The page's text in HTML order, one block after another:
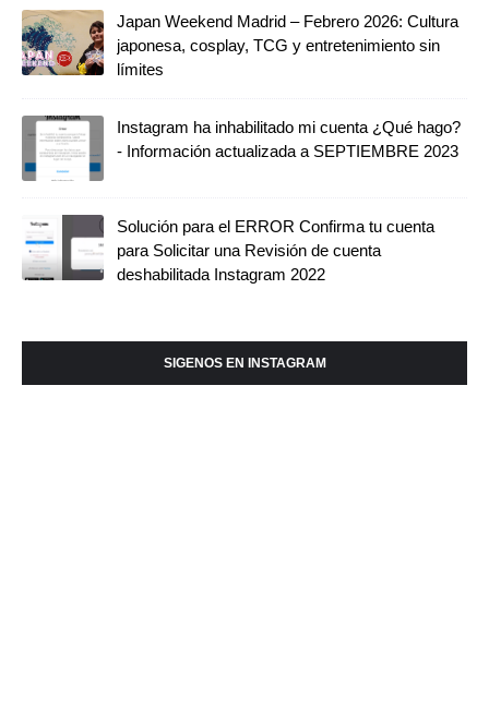
Japan Weekend Madrid – Febrero 2026: Cultura
japonesa, cosplay, TCG y entretenimiento sin
límites
Instagram ha inhabilitado mi cuenta ¿Qué hago?
- Información actualizada a SEPTIEMBRE 2023
Solución para el ERROR Confirma tu cuenta
para Solicitar una Revisión de cuenta
deshabilitada Instagram 2022
SIGENOS EN INSTAGRAM